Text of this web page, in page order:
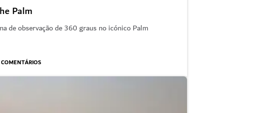
Palm
de observação de 360 graus no icónico Palm
COMENTÁRIOS